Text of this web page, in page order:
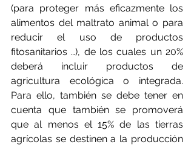
(para proteger más eficazmente los
alimentos del maltrato animal o para
reducir el uso de productos
fitosanitarios …), de los cuales un 20%
deberá incluir productos de
agricultura ecológica o integrada.
Para ello, también se debe tener en
cuenta que también se promoverá
que al menos el 15% de las tierras
agrícolas se destinen a la producción